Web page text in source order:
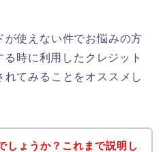
が使えない件でお悩みの方
時に利用したクレジット
てみることをオススメし
しょうか？これまで説明し